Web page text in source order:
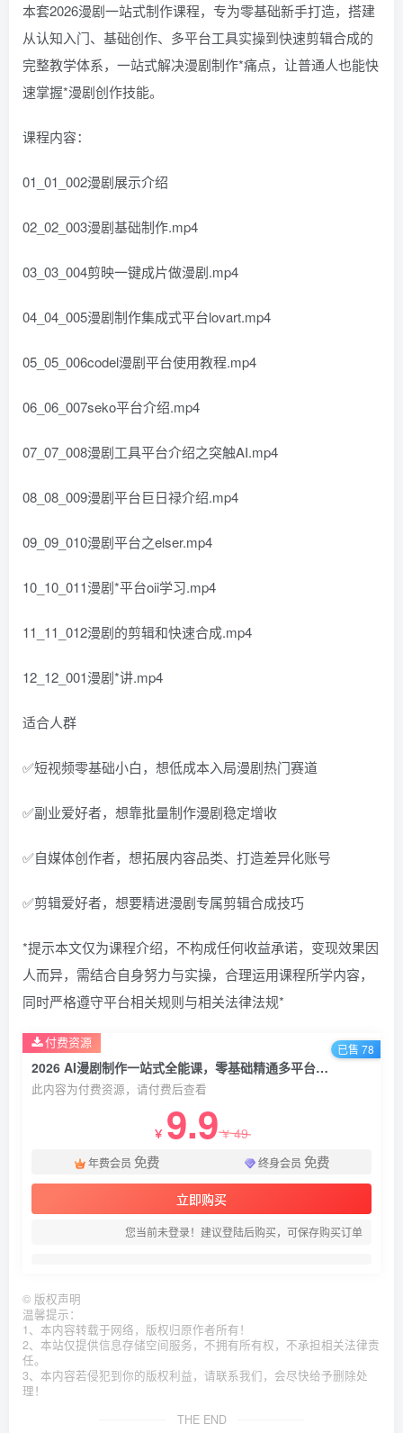
本套2026漫剧一站式制作课程，专为零基础新手打造，搭建
从认知入门、基础创作、多平台工具实操到快速剪辑合成的
完整教学体系，一站式解决漫剧制作*痛点，让普通人也能快
速掌握*漫剧创作技能。
课程内容：
01_01_002漫剧展示介绍
02_02_003漫剧基础制作.mp4
03_03_004剪映一键成片做漫剧.mp4
04_04_005漫剧制作集成式平台lovart.mp4
05_05_006codel漫剧平台使用教程.mp4
06_06_007seko平台介绍.mp4
07_07_008漫剧工具平台介绍之突触AI.mp4
08_08_009漫剧平台巨日禄介绍.mp4
09_09_010漫剧平台之elser.mp4
10_10_011漫剧*平台oii学习.mp4
11_11_012漫剧的剪辑和快速合成.mp4
12_12_001漫剧*讲.mp4
适合人群
✅短视频零基础小白，想低成本入局漫剧热门赛道
✅副业爱好者，想靠批量制作漫剧稳定增收
✅自媒体创作者，想拓展内容品类、打造差异化账号
✅剪辑爱好者，想要精进漫剧专属剪辑合成技巧
*提示本文仅为课程介绍，不构成任何收益承诺，变现效果因
人而异，需结合自身努力与实操，合理运用课程所学内容，
同时严格遵守平台相关规则与相关法律法规*
2026 AI漫剧制作一站式全能课，零基础精通多平台工具，快速批量产出原创漫剧
此内容为付费资源，请付费后查看
￥ 9.9￥49
年费会员 免费 终身会员 免费
立即购买
您当前未登录！建议登陆后购买，可保存购买订单
付费资源 已售 78
© 版权声明
温馨提示：
1、本内容转载于网络，版权归原作者所有！
2、本站仅提供信息存储空间服务，不拥有所有权，不承担相关法律责
任。
3、本内容若侵犯到你的版权利益，请联系我们，会尽快给予删除处
理！
THE END